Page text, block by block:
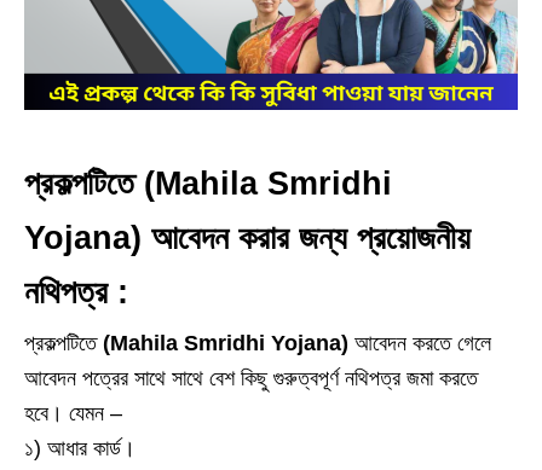
প্রকল্পটিতে (Mahila Smridhi
Yojana) আবেদন করার জন্য প্রয়োজনীয়
নথিপত্র :
প্রকল্পটিতে (Mahila Smridhi Yojana) আবেদন করতে গেলে
আবেদন পত্রের সাথে সাথে বেশ কিছু গুরুত্বপূর্ণ নথিপত্র জমা করতে
হবে। যেমন –
১) আধার কার্ড।